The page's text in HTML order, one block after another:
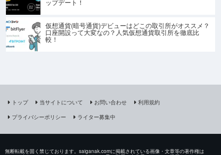
ップデート！
仮想通貨(暗号通貨)デビューはどこの取引所がオススメ？
口座開設って大変なの？人気仮想通貨取引所を徹底比
較！
トップ 当サイトについて お問い合わせ
利用規約
プライバシーポリシー
ライター募集中
無断転載を固く禁じております。saiganak.comに掲載されている画像・文章等の著作権は